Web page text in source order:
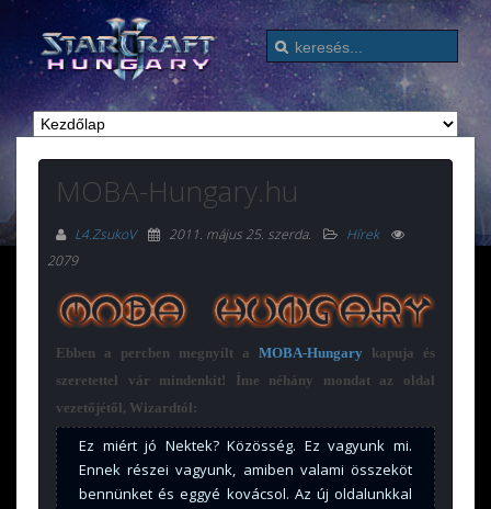
MOBA-Hungary.hu
L4.ZsukoV 2011. május 25. szerda.
Hírek
2079
Ebben a percben megnyílt a MOBA-Hungary kapuja és
szeretettel vár mindenkit! Íme néhány mondat az oldal
vezetőjétől, Wizardtól:
Ez miért jó Nektek? Közösség. Ez vagyunk mi.
Ennek részei vagyunk, amiben valami összeköt
bennünket és eggyé kovácsol. Az új oldalunkkal